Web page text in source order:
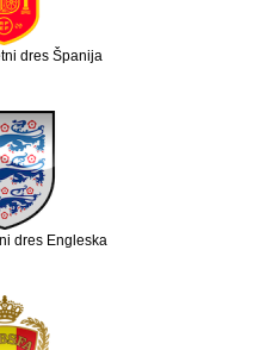
dres Španija
dres Engleska